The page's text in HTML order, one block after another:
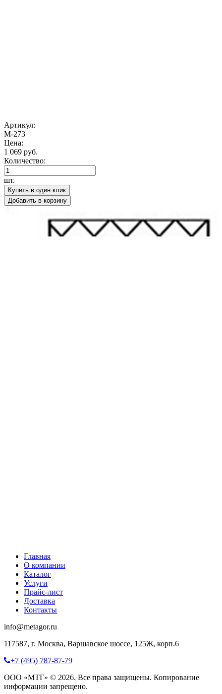
Артикул:
М-273
Цена:
1 069 руб.
Количество:
шт.
Купить в один клик
Добавить в корзину
Главная
О компании
Каталог
Услуги
Прайс-лист
Доставка
Контакты
info@metagor.ru
117587, г. Москва, Варшавское шоссе, 125Ж, корп.6
+7 (495) 787-87-79
ООО «МТГ» © 2026. Все права защищены. Копирование
информации запрещено.